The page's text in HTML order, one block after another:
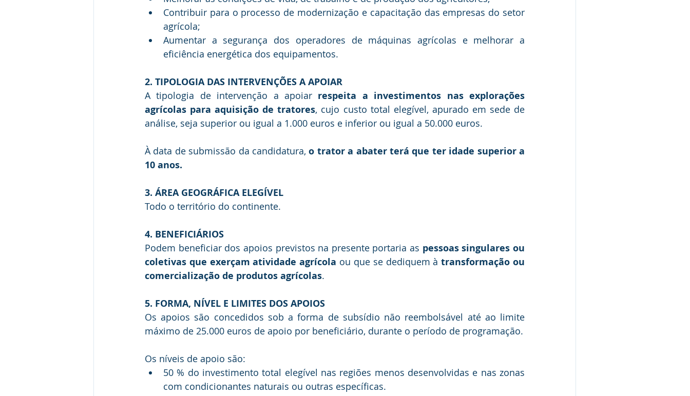
Contribuir para o processo de modernização e capacitação das empresas do setor
agrícola;
Aumentar a segurança dos operadores de máquinas agrícolas e melhorar a
eficiência energética dos equipamentos.
2. TIPOLOGIA DAS INTERVENÇÕES A APOIAR
A tipologia de intervenção a apoiar respeita a investimentos nas explorações
agrícolas para aquisição de tratores, cujo custo total elegível, apurado em sede de
análise, seja superior ou igual a 1.000 euros e inferior ou igual a 50.000 euros.
À data de submissão da candidatura, o trator a abater terá que ter idade superior a
10 anos.
3. ÁREA GEOGRÁFICA ELEGÍVEL
Todo o território do continente.
4. BENEFICIÁRIOS
Podem beneficiar dos apoios previstos na presente portaria as pessoas singulares ou
coletivas que exerçam atividade agrícola ou que se dediquem à transformação ou
comercialização de produtos agrícolas.
5. FORMA, NÍVEL E LIMITES DOS APOIOS
Os apoios são concedidos sob a forma de subsídio não reembolsável até ao limite
máximo de 25.000 euros de apoio por beneficiário, durante o período de programação.
Os níveis de apoio são:
50 % do investimento total elegível nas regiões menos desenvolvidas e nas zonas
com condicionantes naturais ou outras específicas.